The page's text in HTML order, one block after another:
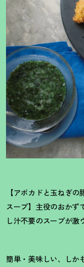
【アボカドと玉ねぎ
スープ】主役のおかず
し汁不要のスープが激
簡単・美味しい、し